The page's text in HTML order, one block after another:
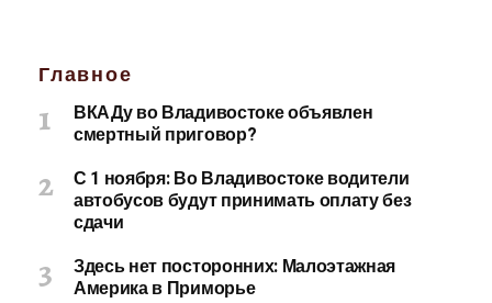
Главное
ВКАДу во Владивостоке объявлен
смертный приговор?
С 1 ноября: Во Владивостоке водители
автобусов будут принимать оплату без
сдачи
Здесь нет посторонних: Малоэтажная
Америка в Приморье